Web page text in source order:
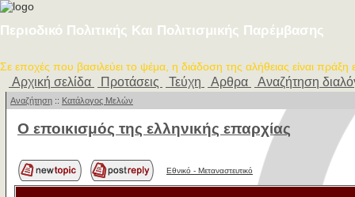
Περιοδικό Πολιτικής Και Πολιτισμικής Παρέμβασης
Σε εποχές που βασιλεύει το ψέμα, η διάδοση της αλήθειας είναι πράξη
Αρχική σελίδα Προτάσεις Τεύχη Αρθρα Αναζήτηση
Αναζήτηση :: Κατάλογος Μελών
Ο εποικισμός της ελληνικής επαρχίας
Εθνικό - Μεταναστευτικό